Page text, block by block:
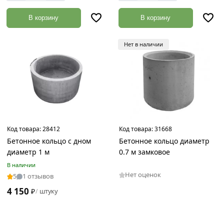
В корзину В корзину
Код товара:28412
Бетонное кольцо с дном
диаметр 1 м
В наличии
5 1 отзывов
4 150 ₽/ штуку
Нет в наличии
Код товара:31668
Бетонное кольцо диаметр
0.7 м замковое
Нет оценок